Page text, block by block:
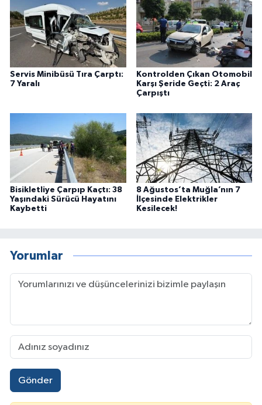
Servis Minibüsü Tıra Çarptı:
7 Yaralı
Kontrolden Çıkan Otomobil
Karşı Şeride Geçti: 2 Araç
Çarpıştı
Bisikletliye Çarpıp Kaçtı: 38
Yaşındaki Sürücü Hayatını
Kaybetti
8 Ağustos’ta Muğla’nın 7
İlçesinde Elektrikler
Kesilecek!
Yorumlar
Gönder